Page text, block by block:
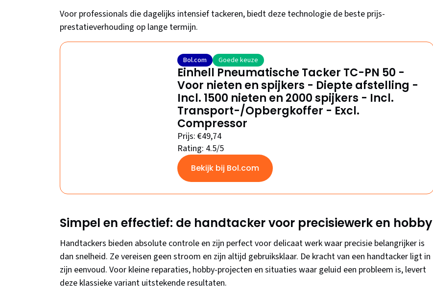
Voor professionals die dagelijks intensief tackeren, biedt deze technologie de beste prijs-
prestatieverhouding op lange termijn.
Bol.com Goede keuze
Einhell Pneumatische Tacker TC-PN 50 -
Voor nieten en spijkers - Diepte afstelling -
Incl. 1500 nieten en 2000 spijkers - Incl.
Transport-/Opbergkoffer - Excl.
Compressor
Prijs: €49,74
Rating: 4.5/5
Bekijk bij Bol.com
Simpel en effectief: de handtacker voor precisiewerk en hobby
Handtackers bieden absolute controle en zijn perfect voor delicaat werk waar precisie belangrijker is
dan snelheid. Ze vereisen geen stroom en zijn altijd gebruiksklaar. De kracht van een handtacker ligt in
zijn eenvoud. Voor kleine reparaties, hobby-projecten en situaties waar geluid een probleem is, levert
deze klassieke variant uitstekende resultaten.